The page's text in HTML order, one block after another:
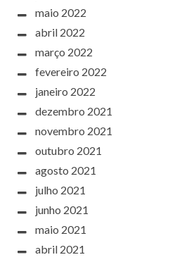
maio 2022
abril 2022
março 2022
fevereiro 2022
janeiro 2022
dezembro 2021
novembro 2021
outubro 2021
agosto 2021
julho 2021
junho 2021
maio 2021
abril 2021